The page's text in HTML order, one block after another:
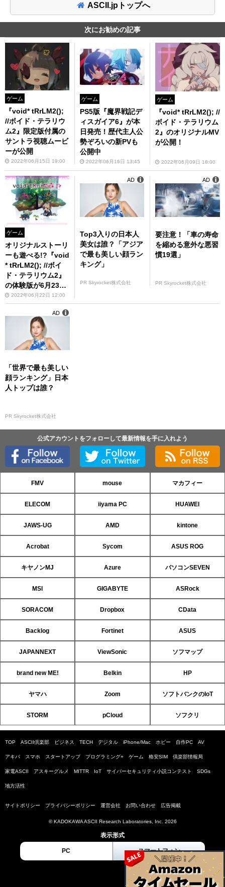
ASCII.jpトップへ
次にお勧めの記事
ゲーム
『void* tRrLM2();
//ボイド・テラリウ
ム2』限定版付属の
サントラ視聴ムービ
ーが公開
2022年06月15日 19:00
ゲーム
PS5版『魔界戦記デ
ィスガイア6』が本
日発売！歴代主人公
勢ぞろいの新PVも
公開中
2022年06月16日 13:45
ゲーム
『void* tRrLM2(); //
ボイド・テラリウム
2』のオリジナルMV
が公開！
2022年06月09日 18:00
ゲーム
オリジナルストーリ
ーも遊べる!?『void
* tRrLM2(); //ボイ
ド・テラリウム2』
の体験版が6月23日
より配信
2022年06月22日 12:00
Top3入りの日本人
美女は誰？「アジア
で最も美しい顔ラン
キング」
PR Skyrocket株式会社
AD
要注意！「車の寿命
を縮める意外な悪習
慣19選」
PR Skyrocket株式会社
AD
「世界で最も美しい
顔ランキング」日本
人トップは誰？
PR Skyrocket株式会社
AD
公式アカウントをフォローして最新情報を手に入れよう
FMV mouse マカフィー
ELECOM iiyama PC HUAWEI
JAWS-UG AMD kintone
Acrobat Sycom ASUS ROG
キヤノンMJ Azure パソコンSEVEN
MSI GIGABYTE ASRock
SORACOM Dropbox CData
Backlog Fortinet ASUS
JAPANNEXT ViewSonic ソフマップ
brand new ME! Belkin HP
ヤマハ Zoom ソフトバンクのIoT
STORM pCloud ソフクリ
TOP ASCII倶楽部 ビジネス TECH デジタル iPhone/Mac ホビー 自作PC AV
アキバ スマホ スタートアップ プログラミング+ ゲーム 格安SIM 倶楽部情報局
家電ASCII アスキーグルメ MITTR IoT サイバーセキュリティ小説コンテスト SDGs
地方活性
サイトポリシー プライバシーポリシー 運営会社 お問い合わせ 広告掲載
© KADOKAWA ASCII Research Laboratories, Inc. 2026
表示形式
PC スマートフォン